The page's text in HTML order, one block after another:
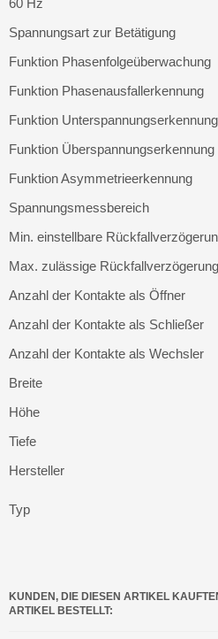
60 Hz
Spannungsart zur Betätigung
Funktion Phasenfolgeüberwachung
Funktion Phasenausfallerkennung
Funktion Unterspannungserkennung
Funktion Überspannungserkennung
Funktion Asymmetrieerkennung
Spannungsmessbereich
Min. einstellbare
Max. zulässige
Anzahl der Kontakte als Öffner
Anzahl der Kontakte als Schließer
Anzahl der Kontakte als Wechsler
Breite
Höhe
Tiefe
Hersteller
Typ
KUNDEN, DIE DIESEN ARTIKEL
ARTIKEL BESTELLT: